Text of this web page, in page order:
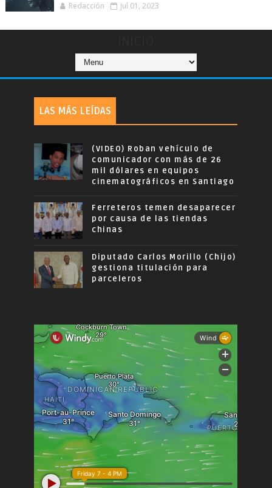
Redacción Jul 01, 2023
LAS MÁS LEÍDAS
(VIDEO) Roban vehículo de
comunicador con más de 26
mil dólares en equipos
cinematográficos en Santiago
Ferreteros temen desaparecer
por causa de las tiendas
chinas
Diputado Carlos Morillo (Chijo)
gestiona titulación para
parceleros